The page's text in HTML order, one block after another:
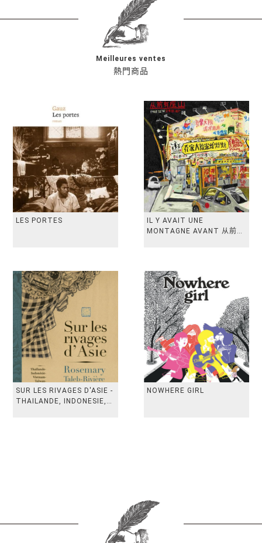
熱門商品
Meilleures ventes
LES PORTES
IL Y AVAIT UNE
MONTAGNE AVANT 从前有
SUR LES RIVAGES D'ASIE -
THAILANDE, INDONESIE,
NOWHERE GIRL